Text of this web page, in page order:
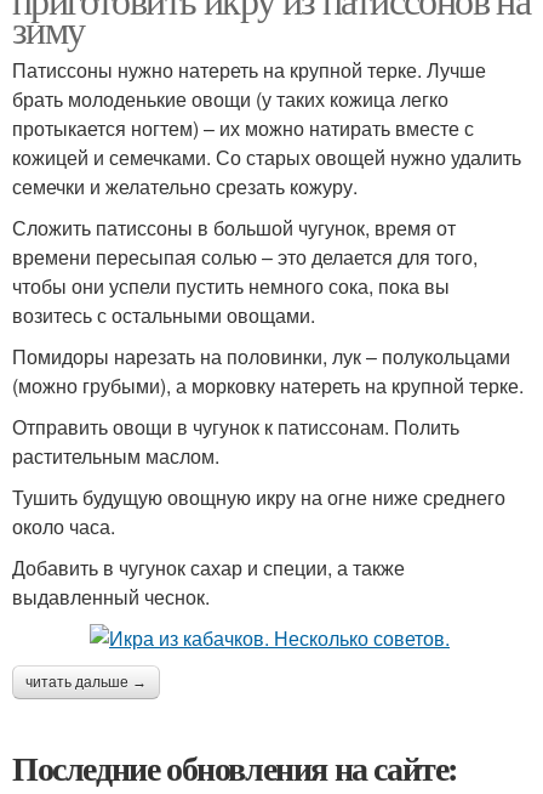
зиму
Патиссоны нужно натереть на крупной терке. Лучше
брать молоденькие овощи (у таких кожица легко
протыкается ногтем) – их можно натирать вместе с
кожицей и семечками. Со старых овощей нужно удалить
семечки и желательно срезать кожуру.
Сложить патиссоны в большой чугунок, время от
времени пересыпая солью – это делается для того,
чтобы они успели пустить немного сока, пока вы
возитесь с остальными овощами.
Помидоры нарезать на половинки, лук – полукольцами
(можно грубыми), а морковку натереть на крупной терке.
Отправить овощи в чугунок к патиссонам. Полить
растительным маслом.
Тушить будущую овощную икру на огне ниже среднего
около часа.
Добавить в чугунок сахар и специи, а также
выдавленный чеснок.
читать дальше →
Последние обновления на сайте: